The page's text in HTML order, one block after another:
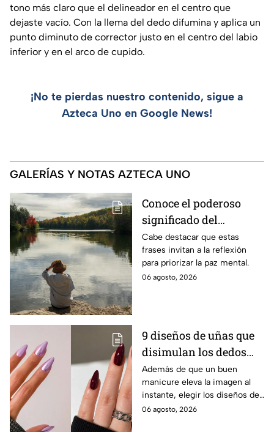
tono más claro que el delineador en el centro que
dejaste vacío. Con la llema del dedo difumina y aplica un
punto diminuto de corrector justo en el centro del labio
inferior y en el arco de cupido.
¡No te pierdas nuestro contenido, sigue a
Azteca Uno en Google News!
GALERÍAS Y NOTAS AZTECA UNO
Conoce el poderoso
significado del
proverbio árabe “Un
mediano bienestar
tranquilo es preferible
a la opulencia llena de
Cabe destacar que estas
frases invitan a la reflexión
para priorizar la paz mental.
06 agosto, 2026
9 diseños de uñas que
disimulan los dedos
gordos y hacen que tu
mano se vea más
estilizada
Además de que un buen
manicure eleva la imagen al
instante, elegir los diseños de
uñas adecuados es una forma
06 agosto, 2026